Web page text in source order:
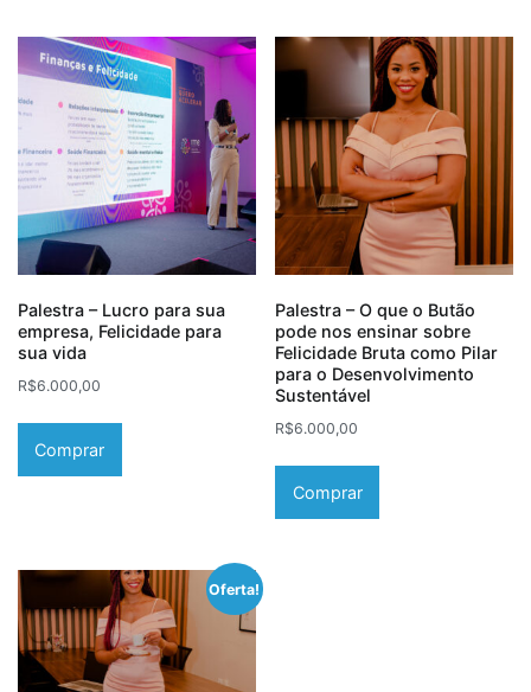
Palestra – Lucro para sua
empresa, Felicidade para
sua vida
R$6.000,00
Comprar
Palestra – O que o Butão
pode nos ensinar sobre
Felicidade Bruta como Pilar
para o Desenvolvimento
Sustentável
R$6.000,00
Comprar
Oferta!